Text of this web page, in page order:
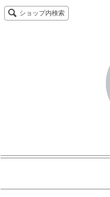
ショップ内検索